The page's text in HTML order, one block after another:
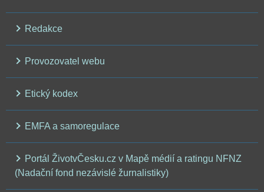
Redakce
Provozovatel webu
Etický kodex
EMFA a samoregulace
Portál ŽivotvČesku.cz v Mapě médií a ratingu NFNZ
(Nadační fond nezávislé žurnalistiky)